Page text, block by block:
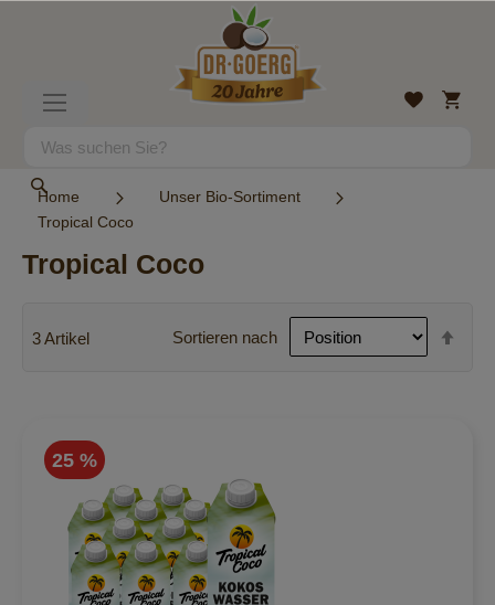
Suche
Wunschliste
Mein
Home
Unser Bio-Sortiment
Tropical Coco
Tropical Coco
3Artikel Sortieren nach
25 %